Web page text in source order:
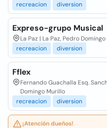
recreacion
diversion
Expreso-grupo Musical
La Paz | La Paz, Pedro
recreacion
diversion
Fflex
Fernando Guachalla Esq.
Domingo Murillo
recreacion
diversion
¡Atención dueños!